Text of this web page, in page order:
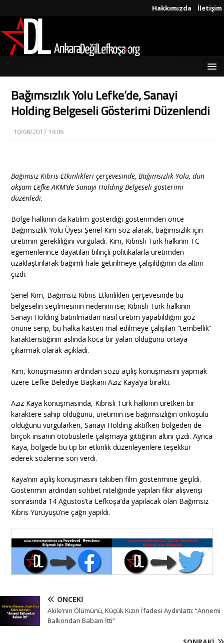
Hakkımızda İletişim
Bağımsızlık Yolu Lefke’de, Sanayi
Holding Belgeseli Gösterimi Düzenlendi
10/08/2017 14:06
Bağımsız Kıbrıs Etkinlikleri çerçevesinde, Bağımsızlık Yolu, dün
akşam Lefke AKM’de Sanayi Holding Belgeseli gösterimi
düzenledi.
Bölge halkının da katılım gösterdiği gösterimden önce
Bağımsızlık Yolu Üyesi Şenel Kim söz alarak, bağımsızlık için
üretimin gerekliliğini vurguladı. Kim, Kıbrıslı Türk halkının TC
egemenlerince dayatılan bilinçli politikalarla üretimden
uzaklaştırılarak bağımlı hale getirilmeye çalışıldığının da altını
çizdi.
Şenel Kim, Bağımsız Kıbrıs Etkinlikleri çerçevesinde bu
belgeselin seçilmesinin nedenini ise; Kıbrıslı Türk halkının
Sanayi Holding batırılmadan nasıl üretim yapabildiğini göz
önüne serip, bu halka kasten mal edilmeye çalışılan “tembellik”
karakteristiğinin aslında koca bir yalan olduğunu ortaya
çıkarmak olarak açıkladı.
Kim, konuşmasının ardından sözü açılış konuşmasını yapmak
üzere Lefke Belediye Başkanı Aziz Kaya’ya bıraktı.
Aziz Kaya konuşmasında, Kıbrıslı Türk halkının üretken bir
karaktere sahip olduğunu, üretimin ise bağımsızlığın önkoşulu
olduğunu vurgularken, Sanayi Holding aktifken bölgeden de
birçok insanın otobüslerle çalışmaya gittiğinin altını çizdi. Ayrıca
Kaya, bölgede bu tip bir etkinlik düzenleyenlere teşekkür
ederek sözlerine son verdi.
Kaya’nın açılış konuşmasını takiben film gösterimine geçildi.
Gösterimin ardından sohbet niteliğinde yapılan fikir alışverişi
sonrasında 14 Ağustos’ta Lefkoşa’da yapılacak olan Bağımsız
Kıbrıs Yürüyüşü’ne çağrı yapıldı.
ÖNCEKI
Akile’nin Ölümünü, Küçük Kızın İfadesi Aydınlattı: “Annemi
Balkondan Babam İtti”